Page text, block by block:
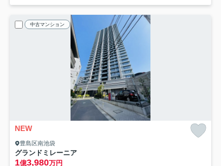
中古マンション
NEW
豊島区南池袋
グランドミレーニア
1億3,980万円